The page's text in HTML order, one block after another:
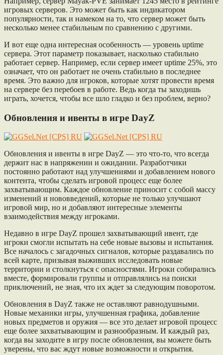
игровых серверов. Это может быть как индикатором
популярности, так и намеком на то, что сервер может быть
несколько менее стабильным по сравнению с другими.
И вот еще одна интересная особенность — уровень uptime
сервера. Этот параметр показывает, насколько стабильно
работает сервер. Например, если сервер имеет uptime 25%, это
означает, что он работает не очень стабильно в последнее
время. Это важно для игроков, которые хотят провести время
на сервере без перебоев в работе. Ведь когда ты заходишь
играть, хочется, чтобы все шло гладко и без проблем, верно?
Обновления и ивенты в игре DayZ
Обновления и ивенты в игре DayZ — это что-то, что всегда
держит нас в напряжении и ожидании. Разработчики
постоянно работают над улучшениями и добавлением нового
контента, чтобы сделать игровой процесс еще более
захватывающим. Каждое обновление приносит с собой массу
изменений и нововведений, которые не только улучшают
игровой мир, но и добавляют интересные элементы
взаимодействия между игроками.
Недавно в игре DayZ прошел захватывающий ивент, где
игроки смогли испытать на себе новые вызовы и испытания.
Все началось с загадочных сигналов, которые раздавались по
всей карте, призывая выживших исследовать новые
территории и столкнуться с опасностями. Игроки собирались
вместе, формировали группы и отправлялись на поиски
приключений, не зная, что их ждет за следующим поворотом.
Обновления в DayZ также не оставляют равнодушными.
Новые механики игры, улучшенная графика, добавление
новых предметов и оружия — все это делает игровой процесс
еще более захватывающим и разнообразным. И каждый раз,
когда вы заходите в игру после обновления, вы можете быть
уверены, что вас ждут новые возможности и открытия.